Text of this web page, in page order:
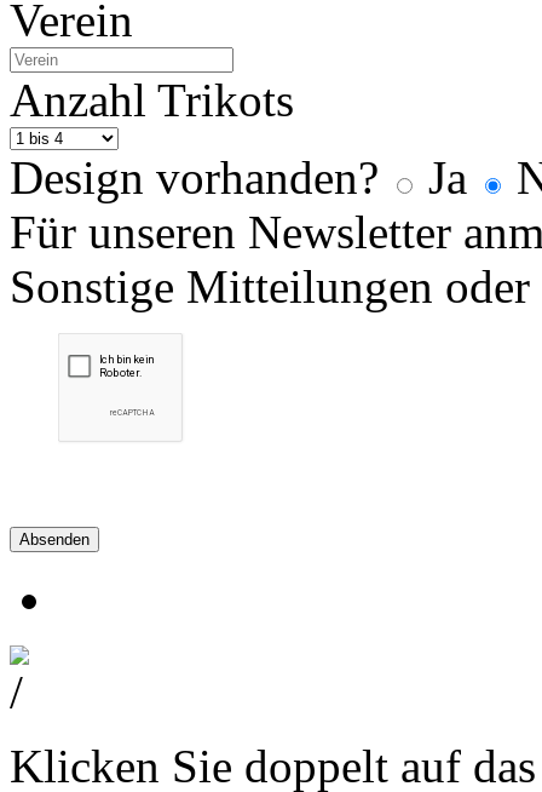
Verein
Anzahl Trikots
Design vorhanden?
Ja
Für unseren Newsletter
Sonstige Mitteilungen oder
Absenden
Klicken Sie doppelt auf